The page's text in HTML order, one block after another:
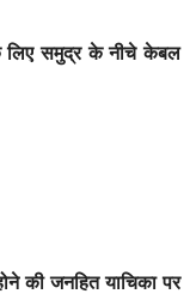
के लिए समुद्र के नीचे केबल
की जनहित याचिका पर